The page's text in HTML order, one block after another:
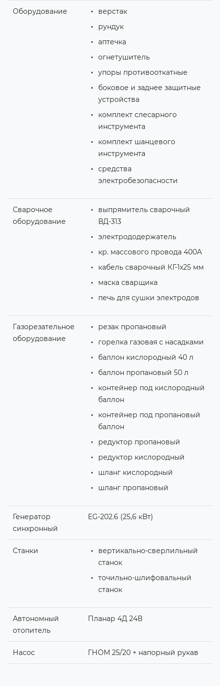
Оборудование
верстак
рундук
аптечка
огнетушитель
упоры противооткатные
боковое и заднее защитные
устройства
комплект слесарного
инструмента
комплект шанцевого
инструмента
средства
электробезопасности
Сварочное
оборудование
выпрямитель сварочный
ВД-313
электрододержатель
кр. массового провода 400А
кабель сварочный КГ-1х25 мм
маска сварщика
печь для сушки электродов
Газорезательное
оборудование
резак пропановый
горелка газовая с насадками
баллон кислородный 40 л
баллон пропановый 50 л
контейнер под кислородный
баллон
контейнер под пропановый
баллон
редуктор пропановый
редуктор кислородный
шланг кислородный
шланг пропановый
Генератор
синхронный
EG-202.6 (25,6 кВт)
Станки
вертикально-сверлильный
станок
точильно-шлифовальный
станок
Автономный
отопитель
Планар 4Д 24В
Насос ГНОМ 25/20 + напорный рукав